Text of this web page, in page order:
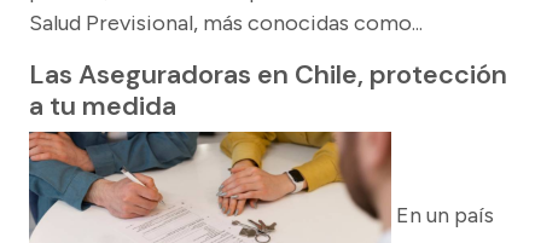
Salud Previsional, más conocidas como...
Las Aseguradoras en Chile, protección
a tu medida
En un país